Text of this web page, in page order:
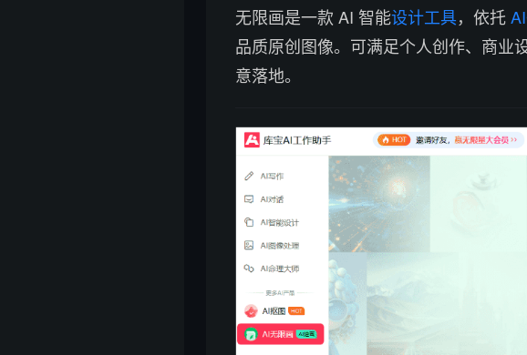
无限画是一款 AI 智能设计工具，依托
品质原创图像。可满足个人创作、商业
意落地。